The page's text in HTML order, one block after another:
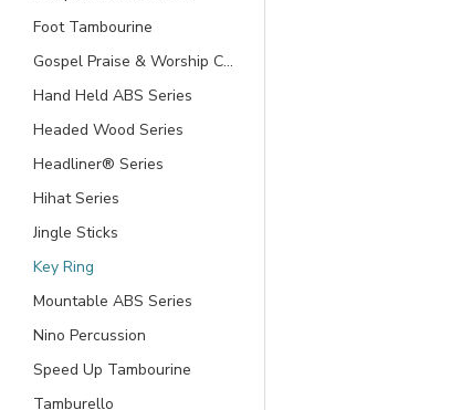
Foot Tambourine
Gospel Praise & Worship Church
Hand Held ABS Series
Headed Wood Series
Headliner® Series
Hihat Series
Jingle Sticks
Key Ring
Mountable ABS Series
Nino Percussion
Speed Up Tambourine
Tamburello